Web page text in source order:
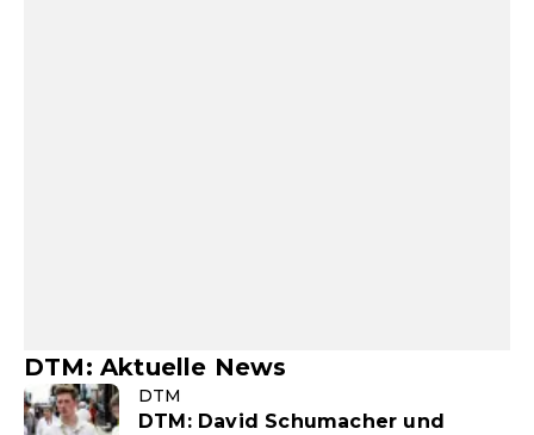
DTM: Aktuelle News
DTM
DTM: David Schumacher und